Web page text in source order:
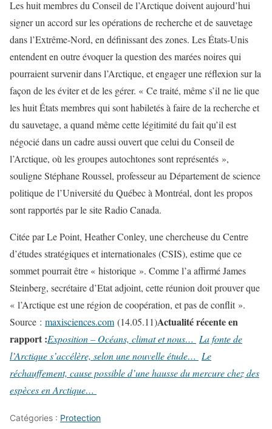
Les huit membres du Conseil de l’Arctique doivent aujourd’hui
signer un accord sur les opérations de recherche et de sauvetage
dans l’Extrême-Nord, en définissant des zones. Les États-Unis
entendent en outre évoquer la question des marées noires qui
pourraient survenir dans l’Arctique, et engager une réflexion sur la
façon de les éviter et de les gérer. « Ce traité, même s’il ne lie que
les huit États membres qui sont habiletés à faire de la recherche et
du sauvetage, a quand même cette légitimité du fait qu’il est
négocié dans un cadre aussi ouvert que celui du Conseil de
l’Arctique, où les groupes autochtones sont représentés »,
souligne Stéphane Roussel, professeur au Département de science
politique de l’Université du Québec à Montréal, dont les propos
sont rapportés par le site Radio Canada.
Citée par Le Point, Heather Conley, une chercheuse du Centre
d’études stratégiques et internationales (CSIS), estime que ce
sommet pourrait être « historique ». Comme l’a affirmé James
Steinberg, secrétaire d’Etat adjoint, cette réunion doit prouver que
« l’Arctique est une région de coopération, et pas de conflit ».
Source : maxisciences.com (14.05.11)Actualité récente en
rapport :Exposition – Océans, climat et nous… La fonte de
l’Arctique s’accélère, selon une nouvelle étude… Le
réchauffement, cause possible d’une hausse du mercure chez des
espèces en Arctique…
Catégories : Protection